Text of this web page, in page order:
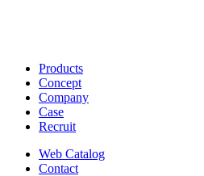
Products
Concept
Company
Case
Recruit
Web Catalog
Contact